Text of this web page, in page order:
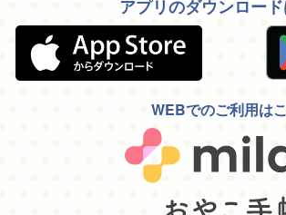
アプリのダウンロー
WEBでのご利用は